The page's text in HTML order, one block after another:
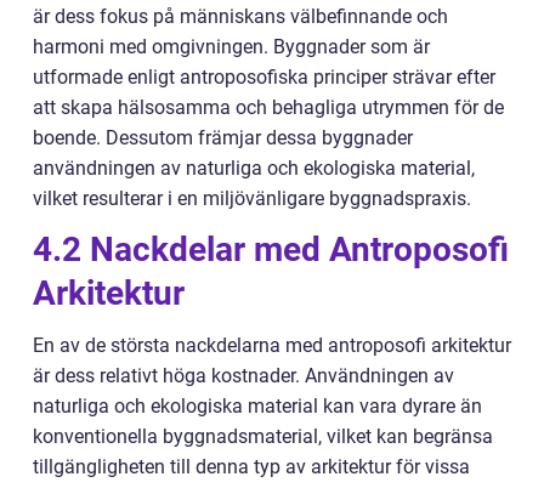
är dess fokus på människans välbefinnande och
harmoni med omgivningen. Byggnader som är
utformade enligt antroposofiska principer strävar efter
att skapa hälsosamma och behagliga utrymmen för de
boende. Dessutom främjar dessa byggnader
användningen av naturliga och ekologiska material,
vilket resulterar i en miljövänligare byggnadspraxis.
4.2 Nackdelar med Antroposofi
Arkitektur
En av de största nackdelarna med antroposofi arkitektur
är dess relativt höga kostnader. Användningen av
naturliga och ekologiska material kan vara dyrare än
konventionella byggnadsmaterial, vilket kan begränsa
tillgängligheten till denna typ av arkitektur för vissa